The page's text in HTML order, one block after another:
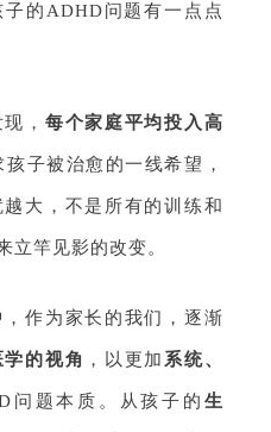
的ADHD问题有一点点
， 每个家庭平均投入高
子被治愈的一线希望，
大，不是所有的训练和
立竿见影的改变。
作为家长的我们，逐渐
学的视角 ，以更加 系统、
问题本质。从孩子的 生